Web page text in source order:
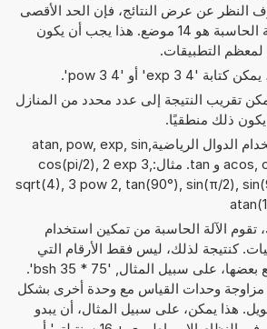
بصرف النظر عن عرض النتائج، فإن الحد الأقصى
لعرض هذه الآلة الحاسبة هو 14 موضع. هذا يجب أن يكون
لمعظم التطبيقات.
تقريب النتيجة إلى عدد محدد من المنازل
ذلك منطقيًا.
يمكن أيضًا استخدام الدوال الرياضيةatan, pow, exp, sin,
acos, cos, sqrt, asin و tan. مثال:cos(pi/2), 2 exp 3,
sqrt(4), 3 pow 2, tan(90°), sin(π/2),
تقوم الآلة الحاسبة من تمكين استخدام
كنتيجة لذلك، ليس فقط الأرقام التي
يمكن حساب مع بعضها، على سبيل المثال, '75 * 35 bsh'.
مزاوجة وحدات القياس مع وحدة أخرى بشكل
هذا يمكن، على سبيل المثال، أن يبدو